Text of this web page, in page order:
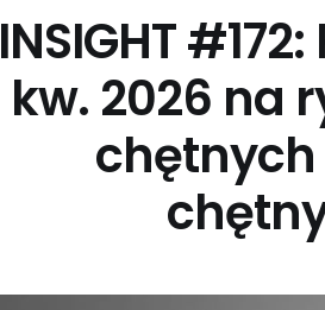
INSIGHT
kw. 2026 na
chętnych